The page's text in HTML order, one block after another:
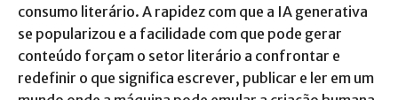
consumo literário. A rapidez com que a IA generativa
se popularizou e a facilidade com que pode gerar
conteúdo forçam o setor literário a confrontar e
redefinir o que significa escrever, publicar e ler em um